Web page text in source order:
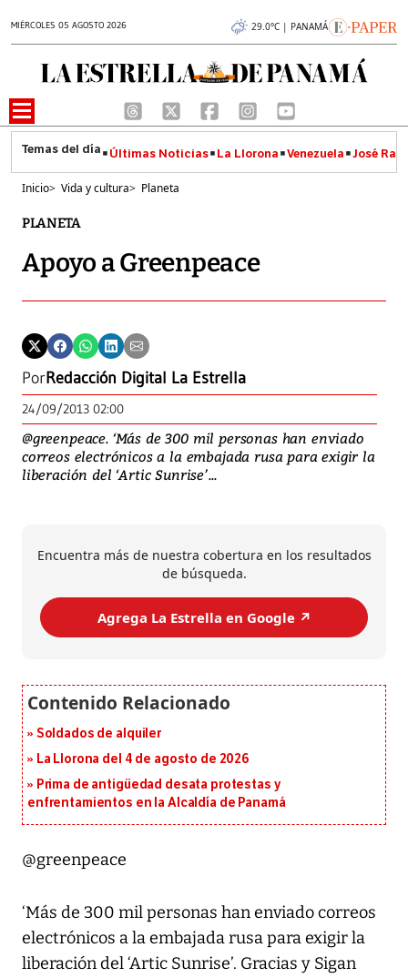
MIÉRCOLES 05 AGOSTO 2026 29.0°C | PANAMÁ
Últimas Noticias La Llorona Venezuela José
Inicio> Vida y cultura> Planeta
PLANETA
Apoyo a Greenpeace
PorRedacción Digital La Estrella
24/09/2013 02:00
@greenpeace. ‘Más de 300 mil personas han enviado
correos electrónicos a la embajada rusa para exigir la
liberación del ‘Artic Sunrise’...
Encuentra más de nuestra cobertura en los resultados
de búsqueda.
Agrega La Estrella en Google ↗️
Soldados de alquiler
La Llorona del 4 de agosto de 2026
Prima de antigüedad desata protestas y
enfrentamientos en la Alcaldía de Panamá
@greenpeace
‘Más de 300 mil personas han enviado correos
electrónicos a la embajada rusa para exigir la
liberación del ‘Artic Sunrise’. Gracias y Sigan